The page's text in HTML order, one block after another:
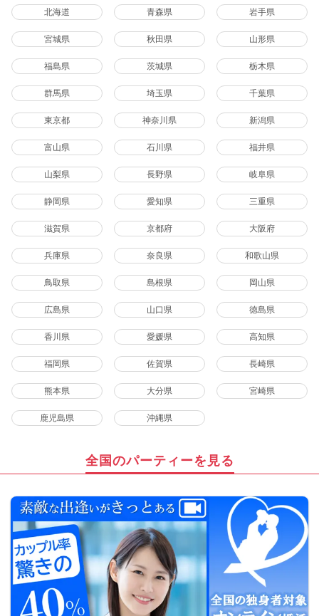
北海道 青森県 岩手県
宮城県 秋田県 山形県
福島県 茨城県 栃木県
群馬県 埼玉県 千葉県
東京都 神奈川県 新潟県
富山県 石川県 福井県
山梨県 長野県 岐阜県
静岡県 愛知県 三重県
滋賀県 京都府 大阪府
兵庫県 奈良県 和歌山県
鳥取県 島根県 岡山県
広島県 山口県 徳島県
香川県 愛媛県 高知県
福岡県 佐賀県 長崎県
熊本県 大分県 宮崎県
鹿児島県 沖縄県
全国のパーティーを見る